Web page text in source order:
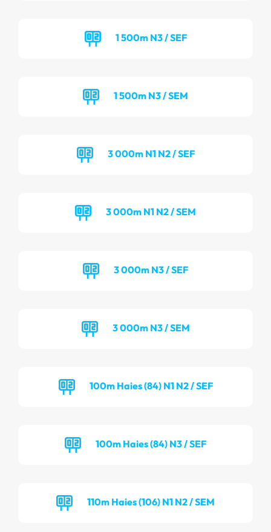
1 500m N3 / SEF
1 500m N3 / SEM
3 000m N1 N2 / SEF
3 000m N1 N2 / SEM
3 000m N3 / SEF
3 000m N3 / SEM
100m Haies (84) N1 N2 / SEF
100m Haies (84) N3 / SEF
110m Haies (106) N1 N2 / SEM